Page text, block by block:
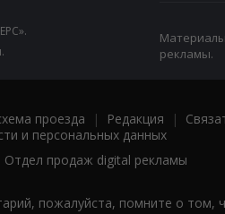
рекламы.
проезда | Редакция |
и персональных данных
Отдел продаж digital рекламы
пожалуйста, помните о том,